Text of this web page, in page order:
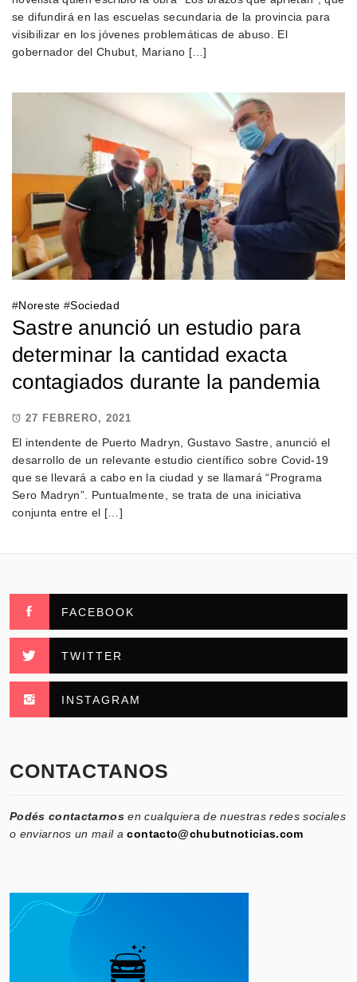
se difundirá en las escuelas secundaria de la provincia para
visibilizar en los jóvenes problemáticas de abuso. El
gobernador del Chubut, Mariano […]
#Noreste #Sociedad
Sastre anunció un estudio para
determinar la cantidad exacta
contagiados durante la pandemia
27 FEBRERO, 2021
El intendente de Puerto Madryn, Gustavo Sastre, anunció el
desarrollo de un relevante estudio científico sobre Covid-19
que se llevará a cabo en la ciudad y se llamará “Programa
Sero Madryn”. Puntualmente, se trata de una iniciativa
conjunta entre el […]
FACEBOOK
TWITTER
INSTAGRAM
CONTACTANOS
Podés contactarnos en cualquiera de nuestras redes sociales
o enviarnos un mail acontacto@chubutnoticias.com